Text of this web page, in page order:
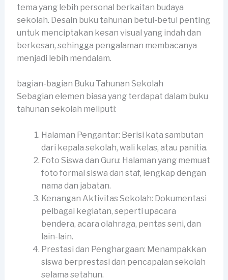
tema yang lebih personal berkaitan budaya
sekolah. Desain buku tahunan betul-betul penting
untuk menciptakan kesan visual yang indah dan
berkesan, sehingga pengalaman membacanya
menjadi lebih mendalam.
bagian-bagian Buku Tahunan Sekolah
Sebagian elemen biasa yang terdapat dalam buku
tahunan sekolah meliputi:
Halaman Pengantar: Berisi kata sambutan
dari kepala sekolah, wali kelas, atau panitia.
Foto Siswa dan Guru: Halaman yang memuat
foto formal siswa dan staf, lengkap dengan
nama dan jabatan.
Kenangan Aktivitas Sekolah: Dokumentasi
pelbagai kegiatan, seperti upacara
bendera, acara olahraga, pentas seni, dan
lain-lain.
Prestasi dan Penghargaan: Menampakkan
siswa berprestasi dan pencapaian sekolah
selama setahun.